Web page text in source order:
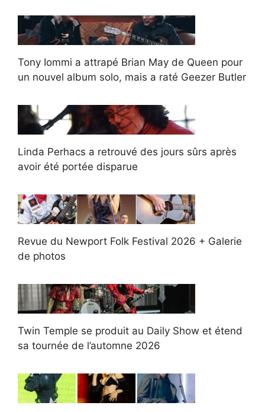
Tony Iommi a attrapé Brian May de Queen pour
un nouvel album solo, mais a raté Geezer Butler
Linda Perhacs a retrouvé des jours sûrs après
avoir été portée disparue
Revue du Newport Folk Festival 2026 + Galerie
de photos
Twin Temple se produit au Daily Show et étend
sa tournée de l’automne 2026